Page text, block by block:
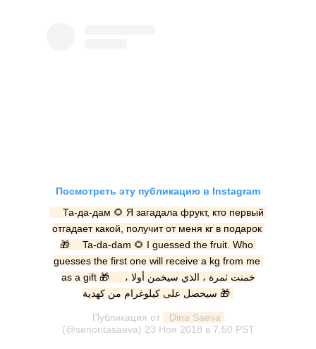
Посмотреть эту публикацию в Instagram
⠀ Та-да-дам 🌻 Я загадала фрукт, кто первый
отгадает какой, получит от меня кг в подарок
🎁 ⠀ Ta-da-dam 🌻 I guessed the fruit. Who
guesses the first one will receive a kg from me
as a gift 🎁 ⠀ ‎خمنت ثمرة ، الذي سيخمن أولا ،
سيحصل على كيلوغرام من كهدية 🎁
Публикация от
Dina Saeva
(@senoritasaeva) 23 Ноя 2018 в 7:50 PST